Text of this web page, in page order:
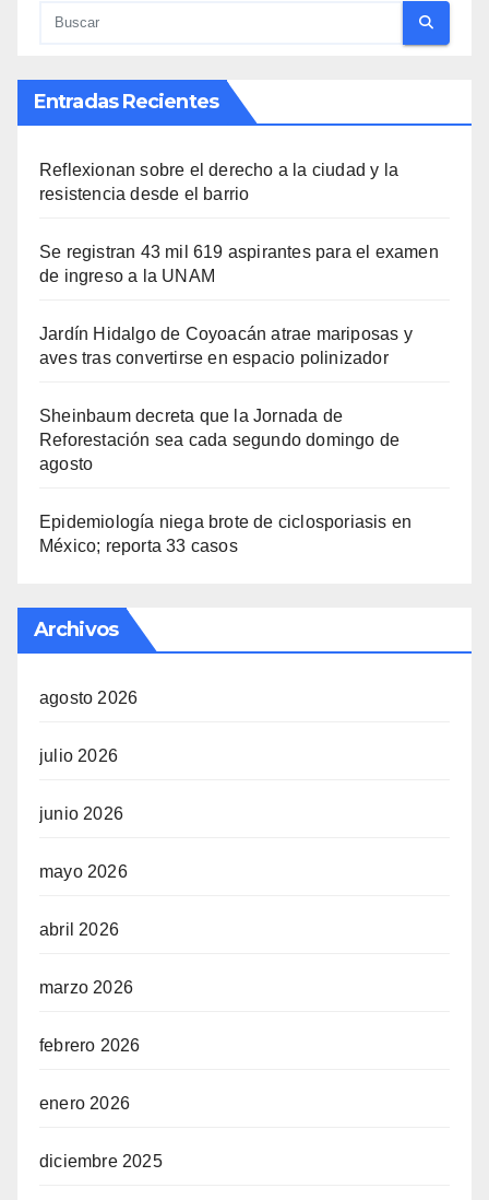
Entradas Recientes
Reflexionan sobre el derecho a la ciudad y la
resistencia desde el barrio
Se registran 43 mil 619 aspirantes para el examen
de ingreso a la UNAM
Jardín Hidalgo de Coyoacán atrae mariposas y
aves tras convertirse en espacio polinizador
Sheinbaum decreta que la Jornada de
Reforestación sea cada segundo domingo de
agosto
Epidemiología niega brote de ciclosporiasis en
México; reporta 33 casos
Archivos
agosto 2026
julio 2026
junio 2026
mayo 2026
abril 2026
marzo 2026
febrero 2026
enero 2026
diciembre 2025